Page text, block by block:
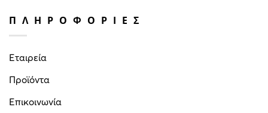
ΠΛΗΡΟΦΟΡΙΕΣ
Εταιρεία
Προϊόντα
Επικοινωνία